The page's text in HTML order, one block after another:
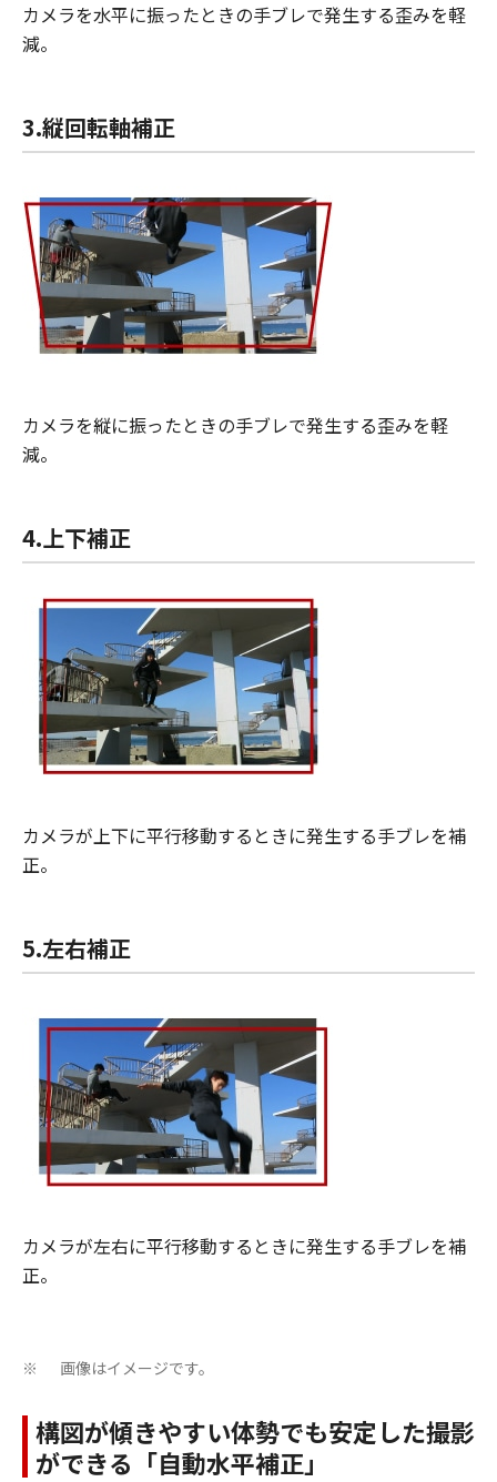
カメラを水平に振ったときの手ブレで発生する歪みを軽
減。
3.縦回転軸補正
カメラを縦に振ったときの手ブレで発生する歪みを軽
減。
4.上下補正
カメラが上下に平行移動するときに発生する手ブレを補
正。
5.左右補正
カメラが左右に平行移動するときに発生する手ブレを補
正。
※ 画像はイメージです。
構図が傾きやすい体勢でも安定した撮影
ができる「自動水平補正」